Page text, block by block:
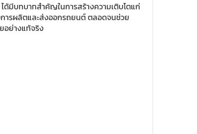
ได้มีบทบาทสำคัญในการสร้างความเติบโตแก่
ารผลิตและส่งออกรถยนต์ ตลอดจนช่วย
อย่างแท้จริง